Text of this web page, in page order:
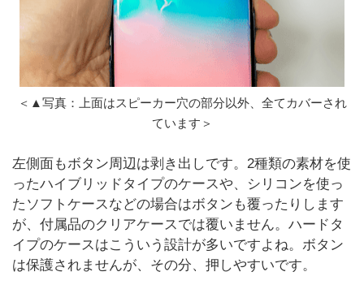
＜▲写真：上面はスピーカー穴の部分以外、全てカバーされ
ています＞
左側面もボタン周辺は剥き出しです。2種類の素材を使
ったハイブリッドタイプのケースや、シリコンを使っ
たソフトケースなどの場合はボタンも覆ったりします
が、付属品のクリアケースでは覆いません。ハードタ
イプのケースはこういう設計が多いですよね。ボタン
は保護されませんが、その分、押しやすいです。